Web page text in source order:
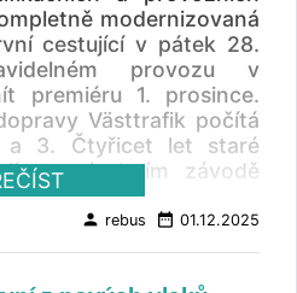
modernizovaná
cestující v pátek 28.
provozu v
premiéru 1. prosince.
Västtrafik počítá
3. Čtyřicet let staré
ve výrobním závodě
na to, že můžeme vidět
tramvaj M31 zde v
person rebus date_range 01.12.2025